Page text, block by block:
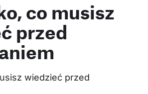
co musisz
przed
wiedzieć przed